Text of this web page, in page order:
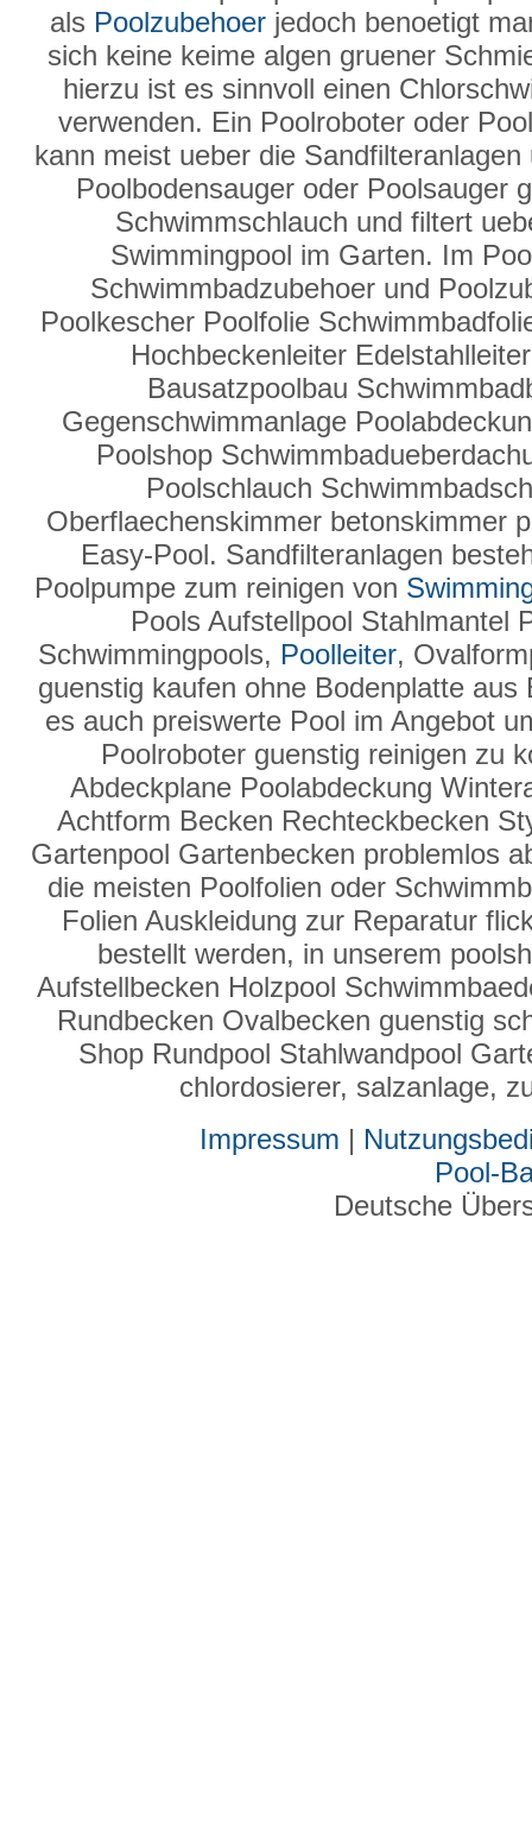
als Poolzubehoer jedoch benoetigt
sich keine keime algen gruener
hierzu ist es sinnvoll einen
verwenden. Ein Poolroboter oder
kann meist ueber die
Poolbodensauger oder Poolsauger
Schwimmschlauch und filtert
Swimmingpool im Garten. Im
Schwimmbadzubehoer und
Poolkescher Poolfolie
Hochbeckenleiter
Bausatzpoolbau
Gegenschwimmanlage
Poolshop
Poolschlauch
Oberflaechenskimmer betonskimmer
Easy-Pool. Sandfilteranlagen
Poolpumpe zum reinigen von
Pools Aufstellpool Stahlmantel
Schwimmingpools, Poolleiter,
guenstig kaufen ohne Bodenplatte
es auch preiswerte Pool im Angebot
Poolroboter guenstig reinigen zu
Abdeckplane Poolabdeckung
Achtform Becken Rechteckbecken
Gartenpool Gartenbecken problemlos
die meisten Poolfolien oder
Folien Auskleidung zur Reparatur
bestellt werden, in unserem
Aufstellbecken Holzpool
Rundbecken Ovalbecken guenstig
Shop Rundpool Stahlwandpool
chlordosierer, salzanlage,
Impressum |
Pool-
Deutsche